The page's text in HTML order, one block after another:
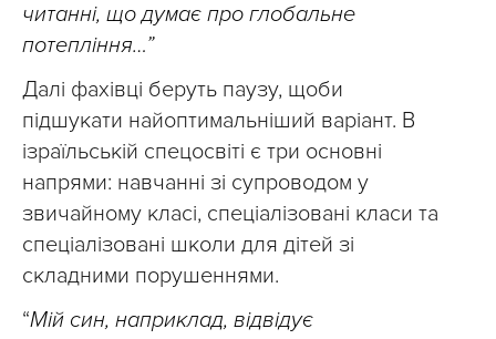
читанні, що думає про глобальне
потепління…”
Далі фахівці беруть паузу, щоби
підшукати найоптимальніший варіант. В
ізраїльській спецосвіті є три основні
напрями: навчанні зі супроводом у
звичайному класі, спеціалізовані класи та
спеціалізовані школи для дітей зі
складними порушеннями.
“Мій син, наприклад, відвідує